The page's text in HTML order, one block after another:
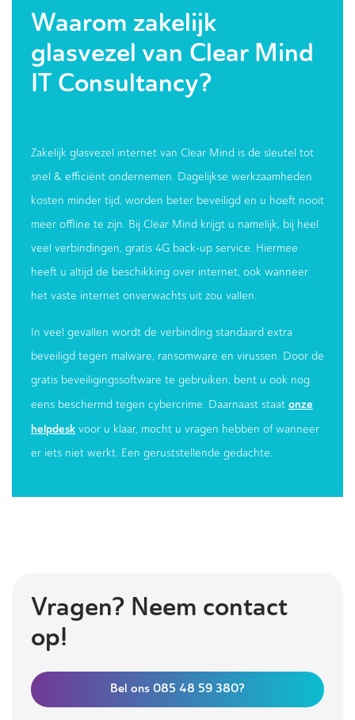
Waarom zakelijk
glasvezel van Clear Mind
IT Consultancy?
Zakelijk glasvezel internet van Clear Mind is de sleutel tot
snel & efficiënt ondernemen. Dagelijkse werkzaamheden
kosten minder tijd, worden beter beveiligd en u hoeft nooit
meer offline te zijn. Bij Clear Mind krijgt u namelijk, bij heel
veel verbindingen, gratis 4G back-up service. Hiermee
heeft u altijd de beschikking over internet, ook wanneer
het vaste internet onverwachts uit zou vallen.
In veel gevallen wordt de verbinding standaard extra
beveiligd tegen malware, ransomware en virussen. Door de
gratis beveiligingssoftware te gebruiken, bent u ook nog
eens beschermd tegen cybercrime. Daarnaast staat onze
helpdesk voor u klaar, mocht u vragen hebben of wanneer
er iets niet werkt. Een geruststellende gedachte.
Vragen? Neem contact
op!
Bel ons 085 48 59 380?